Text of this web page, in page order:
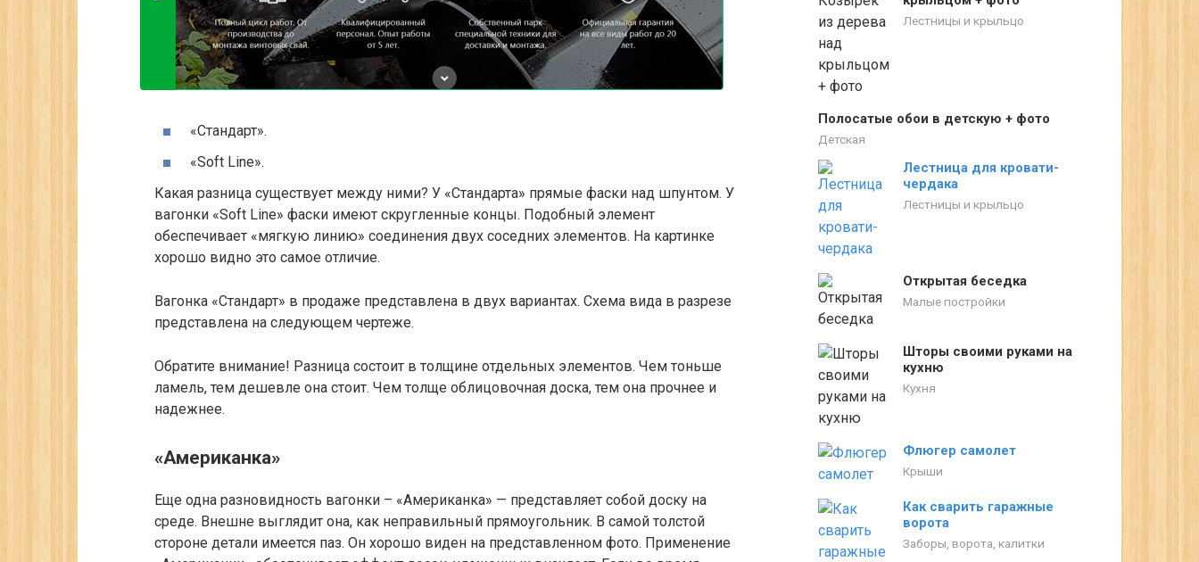
«Стандарт».
«Soft Line».
Какая разница существует между ними? У «Стандарта» прямые фаски над шпунтом. У
вагонки «Soft Line» фаски имеют скругленные концы. Подобный элемент
обеспечивает «мягкую линию» соединения двух соседних элементов. На картинке
хорошо видно это самое отличие.
Вагонка «Стандарт» в продаже представлена в двух вариантах. Схема вида в разрезе
представлена на следующем чертеже.
Обратите внимание! Разница состоит в толщине отдельных элементов. Чем тоньше
ламель, тем дешевле она стоит. Чем толще облицовочная доска, тем она прочнее и
надежнее.
«Американка»
Еще одна разновидность вагонки – «Американка» — представляет собой доску на
среде. Внешне выглядит она, как неправильный прямоугольник. В самой толстой
стороне детали имеется паз. Он хорошо виден на представленном фото. Применение
Лестницы и крыльцо
Полосатые обои в детскую + фото
Детская
Лестница для кровати-
чердака
Лестницы и крыльцо
Открытая беседка
Малые постройки
Шторы своими руками на
кухню
Кухня
Флюгер самолет
Крыши
Как сварить гаражные
ворота
Заборы, ворота, калитки